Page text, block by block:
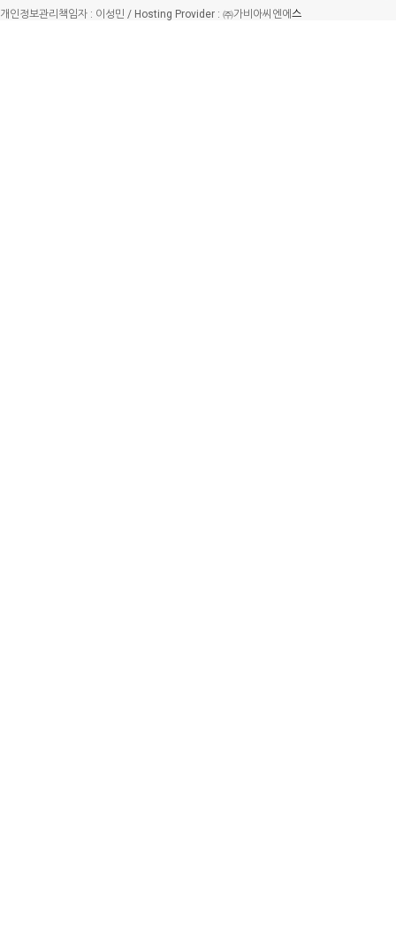
개인정보관리책임자 : 이성민 / Hosting Provider : ㈜가비아씨엔에 스